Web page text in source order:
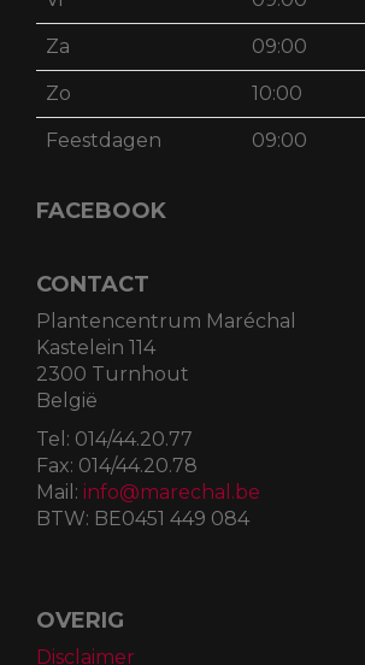
Za 09:00
Zo 10:00
Feestdagen 09:00
FACEBOOK
CONTACT
Plantencentrum Maréchal
Kastelein 114
2300 Turnhout
België
Tel: 014/44.20.77
Fax: 014/44.20.78
Mail: info@marechal.be
BTW: BE0451 449 084
OVERIG
Disclaimer